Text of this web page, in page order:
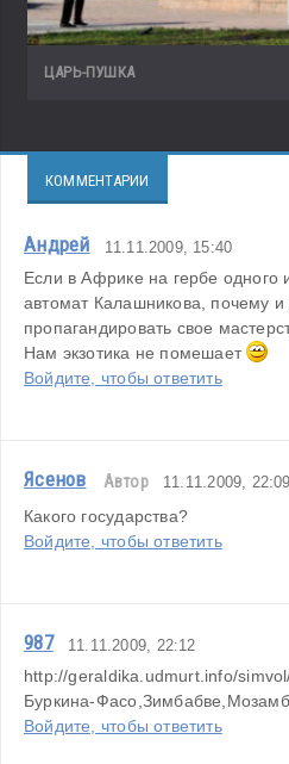
ЦАРЬ-ПУШКА
КОММЕНТАРИИ
Андрей 11.11.2009, 15:40
Если в Африке на гербе одного
автомат Калашникова, почему и
пропагандировать свое
Нам экзотика не помешает
Войдите, чтобы ответить
Ясенов Автор 11.11.2009, 22:09
Какого государства?
Войдите, чтобы ответить
987 11.11.2009, 22:12
http://geraldika.udmurt.info/
Буркина-
Войдите, чтобы ответить